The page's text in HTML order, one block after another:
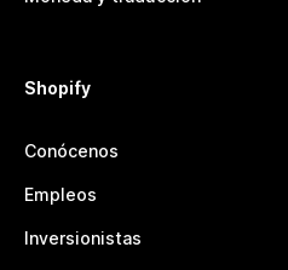
Shopify
Conócenos
Empleos
Inversionistas